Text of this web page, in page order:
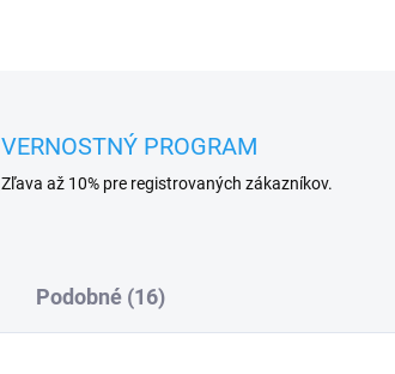
VERNOSTNÝ PROGRAM
Zľava až 10% pre registrovaných zákazníkov.
Podobné (16)